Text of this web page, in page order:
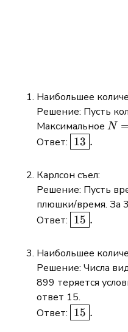
Наибольшее
Решение: Пусть
Максимальное N
N
Ответ: \boxed{13}.
13 .
Карлсон съел:
Решение: Пусть
плюшки/время. За
Ответ: \boxed{15}.
15 .
Наибольшее
Решение: Числа
899 теряется
ответ 15.
Ответ: \boxed{15}.
15 .